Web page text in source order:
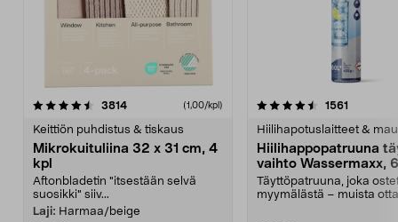
3814arvostelut (1,00/kpl)
Keittiön puhdistus & tiskaus
Mikrokuituliina 32 x 31 cm, 4
kpl
Aftonbladetin "itsestään selvä
suosikki" siiv...
Laji: Harmaa/beige
4.5viidestä
1561
Hiilihapotuslaitteet &
Hiilihappopatruuna
vaihto Wassermaxx,
Täyttöpatruuna, joka
myymälästä – muista
4.5viidestä